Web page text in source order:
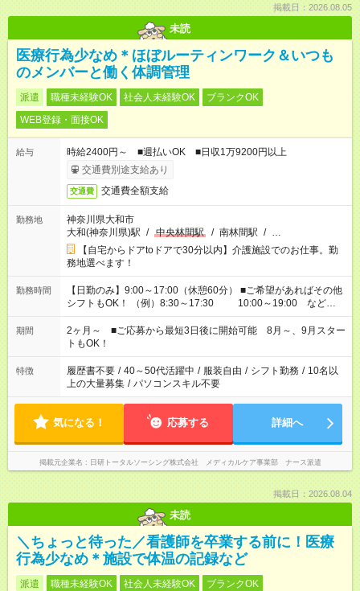
掲載日：2026.08.05
未読
医療行為少なめ＊ほぼルーティンワーク＆いつも
のメンバーと働く体調管理
派遣 職種未経験OK 社会人未経験OK
ブランクOK
WEB登録・面接OK
給与
時給2400円～ ■週払いOK ■日収1万9200円以上
交通費別途支給あり
交通費 交通費全額支給
勤務地
神奈川県大和市
大和(神奈川県)駅 / 中央林間駅 / 南林間駅 / …
【自宅からドアtoドアで30分以内】介護施設でのお仕事。勤
務地選べます！
勤務時間
【日勤のみ】9:00～17:00（休憩60分） ■ご希望があればその他
シフトもOK！ （例）8:30～17:30 10:00～19:00 など
「家族とお休みを合わせたい」 「できれば残業はしたくない」
など、あなたのご希望に沿ったお仕事をご紹介します！ ※Wワ
ーク希望の方へ 今ご覧のお仕事で希望する勤務時間と、もう1つ
のお仕事の勤務時間。 合計で週40時間を超える場合は応募でき
ません
期間
2ヶ月～ ■ご応募から最短3日後に開始可能 8月～、9月スター
トもOK！
特徴 履歴書不要 / 40～50代活躍中 / 服装自由 / シフト勤務 / 10名以
上の大量募集 / パソコンスキル不要
気になる！ 応募する 詳細へ
掲載元企業名 日研トータルソーシング株式会社 メディカルケア事業部 ナース派遣
掲載日：2026.08.04
未読
＼ちょっと待った／看護師を卒業する前に！医療
行為少なめ＊施設で体温の記録など
派遣 職種未経験OK 社会人未経験OK
ブランクOK